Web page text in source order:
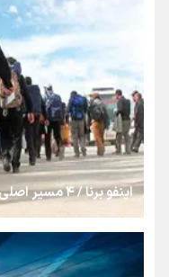
روایت ایران
از طلوع
جمله‌ای که
تهران رفتند»
اینفو برنا / ۴ مسیر اصلی پیاده روی اربعین در عراق